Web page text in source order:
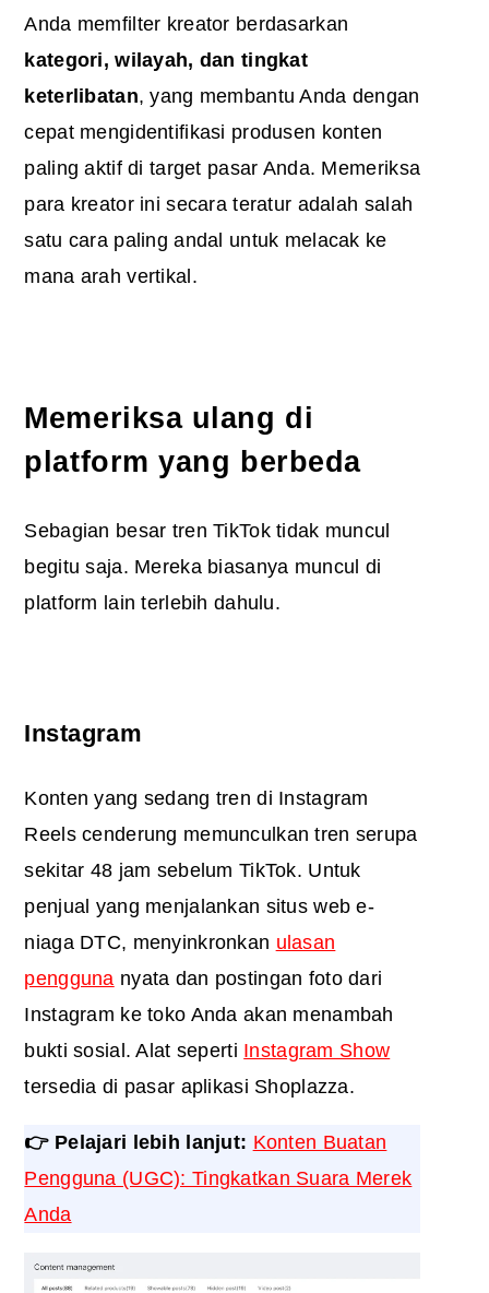
Anda memfilter kreator berdasarkan
kategori, wilayah, dantingkat
keterlibatan, yang membantu Anda dengan
cepat mengidentifikasi produsen konten
paling aktif di target pasar Anda. Memeriksa
para kreator ini secara teratur adalah salah
satu cara paling andal untuk melacak ke
mana arah vertikal.
Memeriksa ulang di
platform yang berbeda
Sebagian besar tren TikTok tidak muncul
begitu saja. Mereka biasanya muncul di
platform lain terlebih dahulu.
Instagram
Konten yang sedang tren di Instagram
Reels cenderung memunculkan tren serupa
sekitar 48 jam sebelum TikTok. Untuk
penjual yang menjalankan situs web e-
niaga DTC, menyinkronkan ulasan
pengguna nyata dan postingan foto dari
Instagram ke toko Anda akan menambah
bukti sosial. Alat seperti Instagram Show
tersedia di pasar aplikasi Shoplazza.
👉 Pelajari lebih lanjut: Konten Buatan
Pengguna (UGC): Tingkatkan Suara Merek
Anda